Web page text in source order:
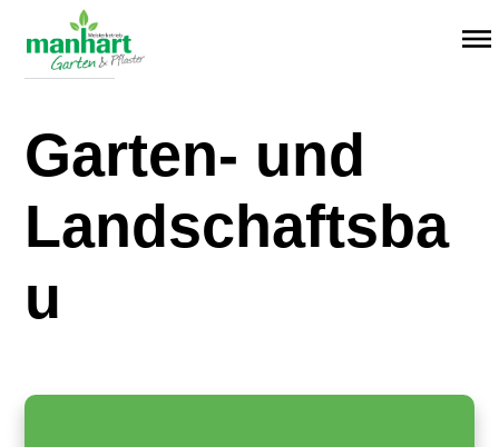
Menü überspringen
14. Januar 2025
Garten- und
Landschaftsba
u